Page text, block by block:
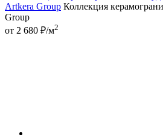
Artkera Group Коллекция
Group
от 2 680 ₽/м2